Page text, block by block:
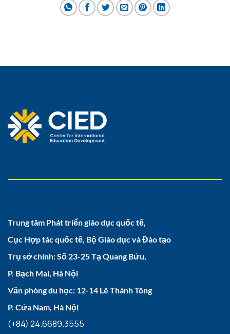
Trung tâm Phát triển giáo dục quốc tế,
Cục Hợp tác quốc tế, Bộ Giáo dục và Đào tạo
Trụ sở chính: Số 23-25 Tạ Quang Bửu,
P. Bạch Mai, Hà Nội
Văn phòng du học: 12-14 Lê Thánh Tông
P. Cửa Nam, Hà Nội
(+84) 24.6689.3555